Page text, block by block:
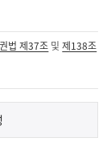
법 제37조 및제138조